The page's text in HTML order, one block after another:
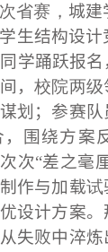
省赛， 城建
生结构设计
学踊跃报
，校院两级
划；参赛
围绕方案
次“差之毫
作与加载试
设计方案
失败中淬